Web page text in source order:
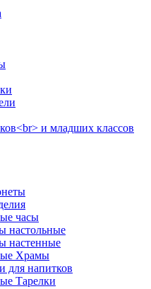
и младших классов
часы
настольные
настенные
Храмы
для напитков
Тарелки